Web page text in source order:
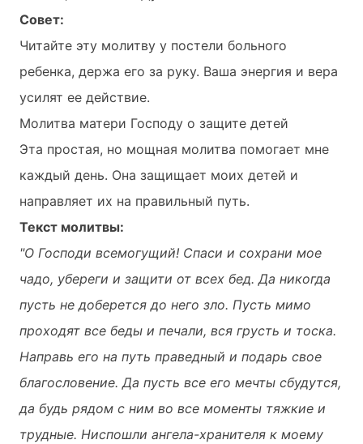
Совет:
Читайте эту молитву у постели больного
ребенка, держа его за руку. Ваша энергия и вера
усилят ее действие.
Молитва матери Господу о защите детей
Эта простая, но мощная молитва помогает мне
каждый день. Она защищает моих детей и
направляет их на правильный путь.
Текст молитвы:
"О Господи всемогущий! Спаси и сохрани мое
чадо, убереги и защити от всех бед. Да никогда
пусть не доберется до него зло. Пусть мимо
проходят все беды и печали, вся грусть и тоска.
Направь его на путь праведный и подарь свое
благословение. Да пусть все его мечты сбудутся,
да будь рядом с ним во все моменты тяжкие и
трудные. Ниспошли ангела-хранителя к моему